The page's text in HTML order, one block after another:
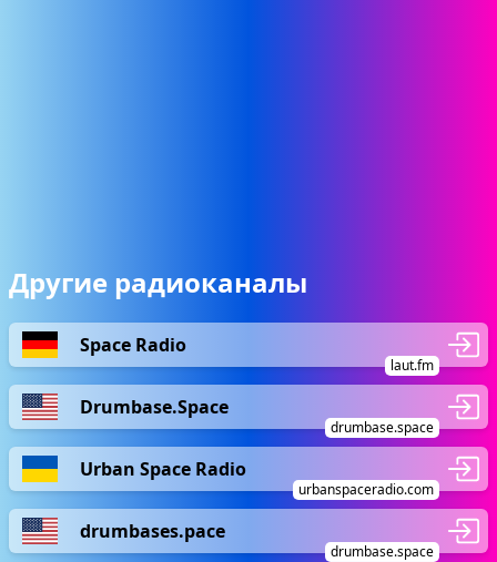
Другие радиоканалы
Space Radio
laut.fm
Drumbase.Space
drumbase.space
Urban Space Radio
urbanspaceradio.com
drumbases.pace
drumbase.space